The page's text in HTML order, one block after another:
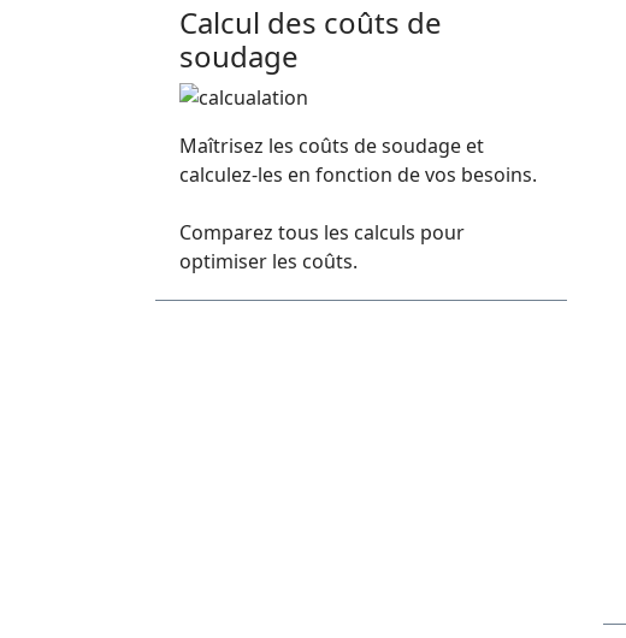
Calcul des coûts de
soudage
Maîtrisez les coûts de soudage et
calculez-les en fonction de vos besoins.
Comparez tous les calculs pour
optimiser les coûts.